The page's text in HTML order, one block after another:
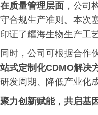
在质量管理层面 ，公司
守合规生产准则。本次
印证了耀海生物生产工
同时，公司可根据合作
站式定制化CDMO解决
研发周期、降低产业化
聚力创新赋能，共启基